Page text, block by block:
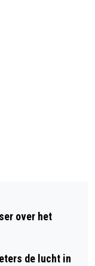
HELE
over het
de lucht in